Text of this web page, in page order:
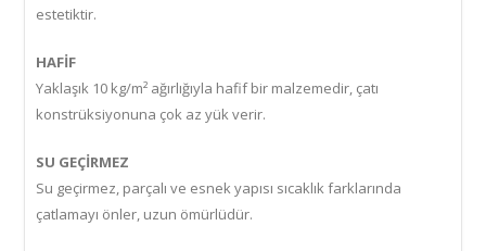
estetiktir.
HAFİF
Yaklaşık 10 kg/m² ağırlığıyla hafif bir malzemedir, çatı
konstrüksiyonuna çok az yük verir.
SU GEÇİRMEZ
Su geçirmez, parçalı ve esnek yapısı sıcaklık farklarında
çatlamayı önler, uzun ömürlüdür.